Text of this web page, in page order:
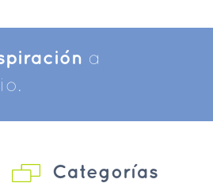
a
Categorías